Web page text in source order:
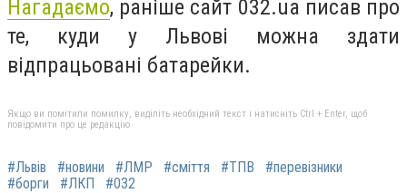
Нагадаємо, раніше сайт 032.ua писав про
те, куди у Львові можна здати
відпрацьовані батарейки.
Якщо ви помітили помилку, виділіть необхідний текст і натисніть Ctrl + Enter, щоб
повідомити про це редакцію
#Львів #новини #ЛМР #сміття #ТПВ
#перевізники
#борги
#ЛКП #032